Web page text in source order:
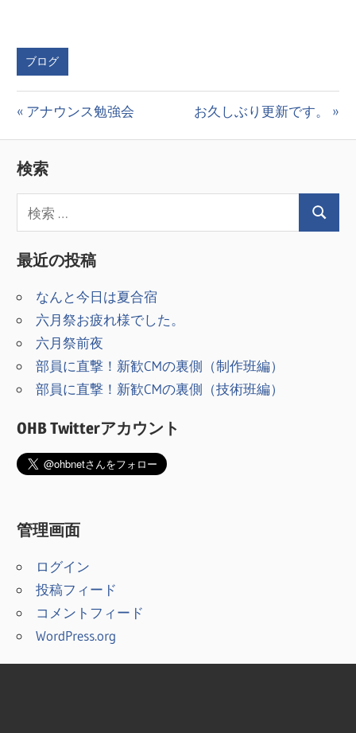
ブログ
投
稿
ナ
ビ
ゲ
ー
シ
ョ
ン
前
投
稿:
アナウンス勉強会
次
お久しぶり更新です。
検索
最近の投稿
なんと今日は夏合宿
六月祭お疲れ様でした。
六月祭前夜
部員に直撃！新歓CMの裏側（制作班編）
部員に直撃！新歓CMの裏側（技術班編）
OHB Twitterアカウント
管理画面
ログイン
投稿フィード
コメントフィード
WordPress.org